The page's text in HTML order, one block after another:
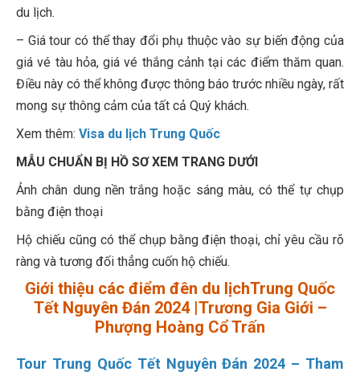
du lịch.
– Giá tour có thể thay đổi phụ thuộc vào sự biến động của
giá vé tàu hỏa, giá vé thắng cảnh tại các điểm thăm quan.
Điều này có thể không được thông báo trước nhiều ngày, rất
mong sự thông cảm của tất cả Quý khách.
Xem thêm: Visa du lịch Trung Quốc
MẪU CHUẨN BỊ HỒ SƠ XEM TRANG DƯỚI
Ảnh chân dung nền trắng hoặc sáng màu, có thể tự chụp
bằng điện thoại
Hộ chiếu cũng có thể chụp bằng điện thoại, chỉ yêu cầu rõ
ràng và tương đối thẳng cuốn hộ chiếu.
Giới thiệu các điểm đên du lịchTrung Quốc
Tết Nguyên Đán 2024 |Trương Gia Giới –
Phượng Hoàng Cổ Trấn
Tour Trung Quốc Tết Nguyên Đán 2024 – Tham